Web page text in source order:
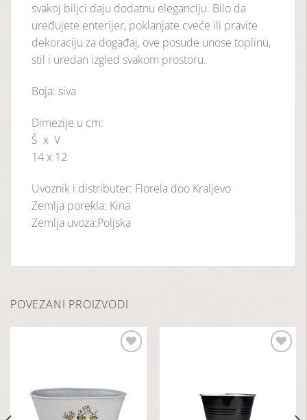
svakoj biljci daju dodatnu eleganciju. Bilo da
uređujete enterijer, poklanjate cveće ili pravite
dekoraciju za događaj, ove posude unose toplinu,
stil i uredan izgled svakom prostoru.
Boja: siva
Dimezije u cm:
Š x V
14 x 12
Uvoznik i distributer: Florela doo Kraljevo
Zemlja porekla: Kina
Zemlja uvoza:Poljska
POVEZANI PROIZVODI
u
listu
želja